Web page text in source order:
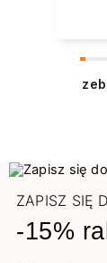
ZAPISZ SIĘ
-15%